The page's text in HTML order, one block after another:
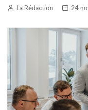
La Rédaction 24